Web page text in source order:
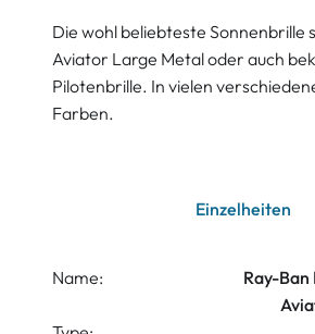
Die wohl beliebteste Sonnenbrille
Aviator Large Metal oder auch
Pilotenbrille. In vielen
Farben.
Einzelheiten
Name:
Ray-Ban